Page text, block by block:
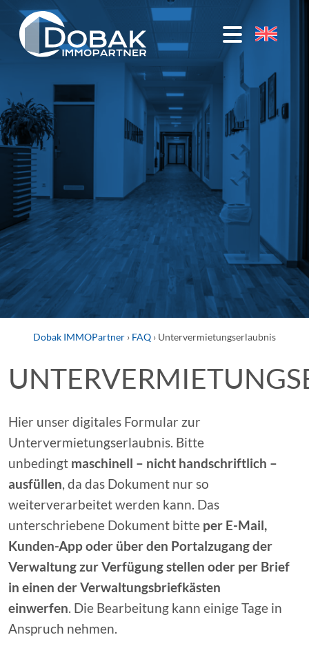
STUDENTISCHES
WOHNEN
Studentenpark
1
Deggendorf
Studentenpark
2
Deggendorf
students
@
Schachinger
Gärten
Studentenpark
Straubing
GEWERBEOBJEKTE
ITC2
Deggendorf
plus
Deggendorf
Westlicher
Stadtgraben
4
Gewerbepark
Land-
Dobak IMMOPartner › FAQ › Untervermietungserlaubnis
Hier unser digitales Formular zur
Untervermietungserlaubnis. Bitte
unbedingt maschinell – nicht handschriftlich –
ausfüllen, da das Dokument nur so
weiterverarbeitet werden kann. Das
unterschriebene Dokument bitte per E-Mail,
Kunden-App oder über den Portalzugang der
Verwaltung zur Verfügung stellen oder per Brief
in einen der Verwaltungsbriefkästen
einwerfen. Die Bearbeitung kann einige Tage in
Anspruch nehmen.